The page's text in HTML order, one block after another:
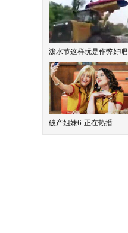
泼水节这样玩是作弊好吧
破产姐妹6-正在热播